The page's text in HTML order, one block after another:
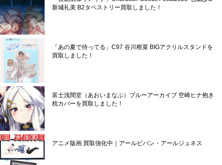
新城礼美 B2タペストリー買取しました！
「あの夏で待ってる」C97 谷川柑菜 BIGアクリルスタンドを
買取しました！
富士浅間堂（あおいまなぶ）ブルーアーカイブ 空崎ヒナ抱き
枕カバーを買取しました！
アニメ版画 買取強化中｜アールビバン・アールジュネス